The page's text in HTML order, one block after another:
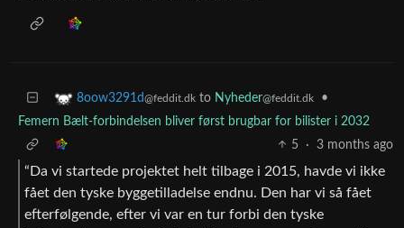
8oow3291d@feddit.dk to Nyheder@feddit.dk
•
Femern Bælt-forbindelsen bliver først brugbar for bilister i 2032
5
· 3 months ago
“Da vi startede projektet helt tilbage i 2015, havde vi ikke
fået den tyske byggetilladelse endnu. Den har vi så fået
efterfølgende, efter vi var en tur forbi den tyske